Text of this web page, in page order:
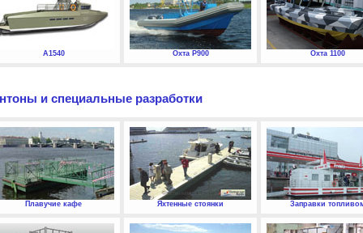
А1540 Охта P900 Охта 1100
и специальные разработки
Плавучие кафе Яхтенные стоянки Заправки